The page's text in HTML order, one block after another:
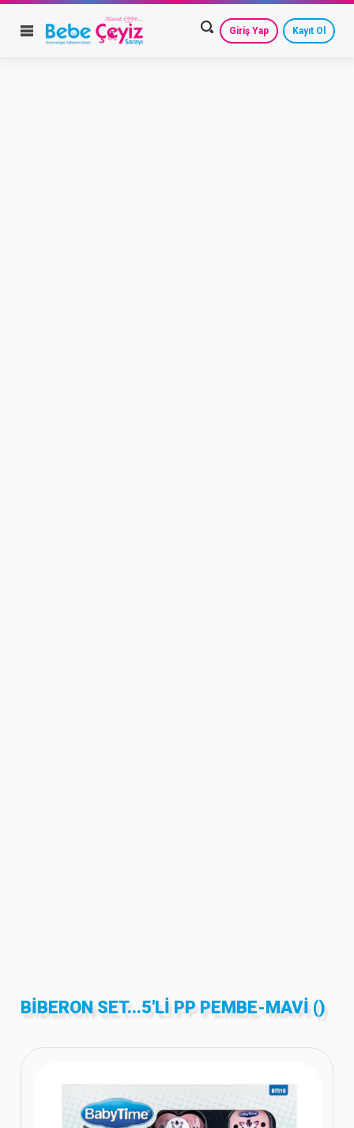
Giriş Yap Kayıt Ol
BIBERON SET...5'LI PP PEMBE-MAVI ()